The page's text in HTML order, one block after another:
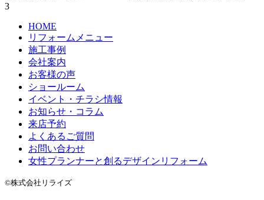
3
HOME
リフォームメニュー
施工事例
会社案内
お客様の声
ショールーム
イベント・チラシ情報
お知らせ・コラム
来店予約
よくあるご質問
お問い合わせ
女性プランナーと創るデザインリフォーム
©株式会社リライズ